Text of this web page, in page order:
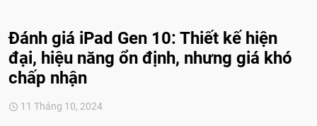
Đánh giá iPad Gen 10: Thiết kế hiện
đại, hiệu năng ổn định, nhưng giá khó
chấp nhận
11 Tháng 10, 2024